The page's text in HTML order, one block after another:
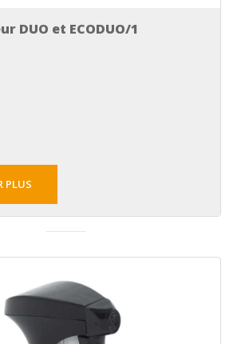
DUO et ECODUO/1
PLUS